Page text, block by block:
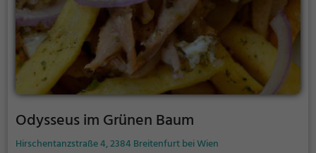
Odysseus im Grünen Baum
Hirschentanzstraße 4, 2384 Breitenfurt bei Wien